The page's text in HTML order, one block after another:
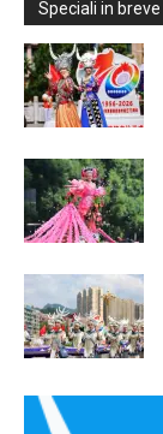
Speciali in breve